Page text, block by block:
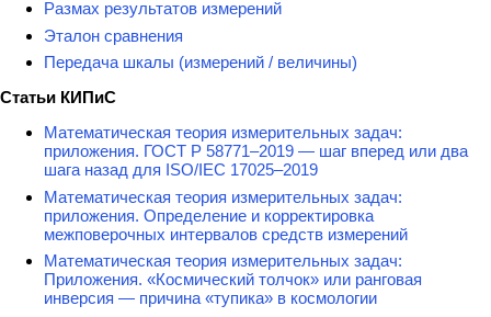
Размах результатов измерений
Эталон сравнения
Передача шкалы (измерений / величины)
Статьи КИПиС
Математическая теория измерительных задач:
приложения. ГОСТ Р 58771–2019 — шаг вперед или два
шага назад для ISO/IEC 17025–2019
Математическая теория измерительных задач:
приложения. Определение и корректировка
межповерочных интервалов средств измерений
Математическая теория измерительных задач:
Приложения. «Космический толчок» или ранговая
инверсия — причина «тупика» в космологии